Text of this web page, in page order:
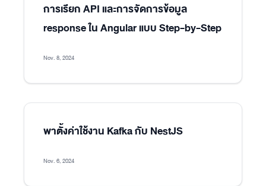
การเรียก API และการจัดการข้อมูล
response ใน Angular แบบ Step-by-Step
Nov. 8, 2024
พาตั้งค่าใช้งาน Kafka กับ NestJS
Nov. 6, 2024